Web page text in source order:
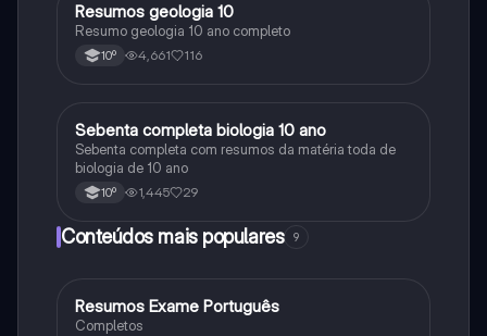
Biologia
Resumos geologia 10
Resumo geologia 10 ano completo
10º 4,661 116
Biologia
Sebenta completa biologia 10 ano
Sebenta completa com resumos da matéria toda de
biologia de 10 ano
10º 1,445 29
Conteúdos mais populares 9
Português
Resumos Exame Português
Completos